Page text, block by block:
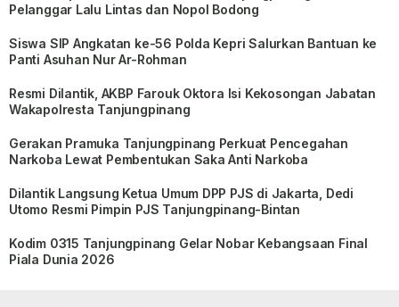
Pelanggar Lalu Lintas dan Nopol Bodong
Siswa SIP Angkatan ke-56 Polda Kepri Salurkan Bantuan ke
Panti Asuhan Nur Ar-Rohman
Resmi Dilantik, AKBP Farouk Oktora Isi Kekosongan Jabatan
Wakapolresta Tanjungpinang
Gerakan Pramuka Tanjungpinang Perkuat Pencegahan
Narkoba Lewat Pembentukan Saka Anti Narkoba
Dilantik Langsung Ketua Umum DPP PJS di Jakarta, Dedi
Utomo Resmi Pimpin PJS Tanjungpinang-Bintan
Kodim 0315 Tanjungpinang Gelar Nobar Kebangsaan Final
Piala Dunia 2026